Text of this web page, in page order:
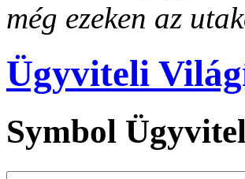
még ezeken az
Ügyviteli
Symbol